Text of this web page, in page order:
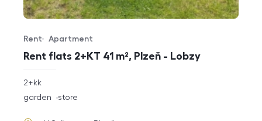
Rent flats 2+KT 41 m², Plzeň - Lobzy
Offer type
Rent
Property type
Apartment
rozměry
2+kk
funkce
garden store